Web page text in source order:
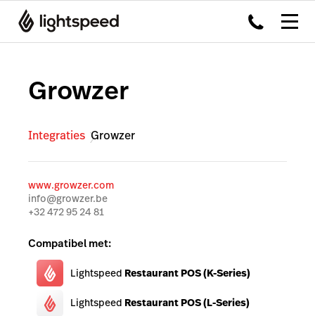
Growzer
Integraties Growzer
www.growzer.com
info@growzer.be
+32 472 95 24 81
Compatibel met:
Lightspeed Restaurant POS (K-Series)
Lightspeed Restaurant POS (L-Series)